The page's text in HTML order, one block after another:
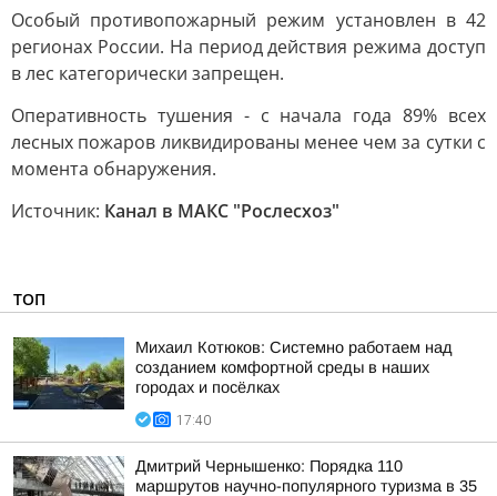
Особый противопожарный режим установлен в 42
регионах России. На период действия режима доступ
в лес категорически запрещен.
Оперативность тушения - с начала года 89% всех
лесных пожаров ликвидированы менее чем за сутки с
момента обнаружения.
Источник: Канал в МАКС "Рослесхоз"
ТОП
Михаил Котюков: Системно работаем над
созданием комфортной среды в наших
городах и посёлках
17:40
Дмитрий Чернышенко: Порядка 110
маршрутов научно-популярного туризма в 35